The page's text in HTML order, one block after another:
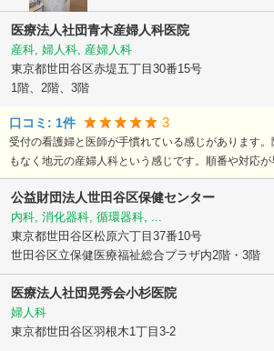
医療法人社団青木産婦人科医院
産科, 婦人科, 産婦人科
東京都世田谷区赤堤五丁目30番15号
1階、2階、3階
口コミ: 1件 3
受付の看護婦と医師が手慣れている感じがあります。
もなく地元の産婦人科という感じです。順番や対応が
公益財団法人世田谷区保健センター
内科, 消化器科, 循環器科, ...
東京都世田谷区松原六丁目37番10号
世田谷区立保健医療福祉総合プラザ内2階・3階
医療法人社団晃秀会小杉医院
婦人科
東京都世田谷区羽根木1丁目3-2